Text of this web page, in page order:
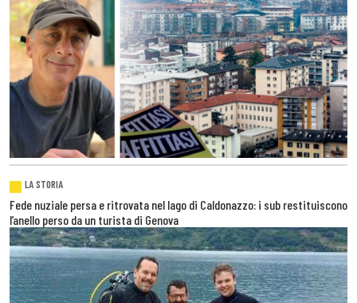
LA STORIA
Fede nuziale persa e ritrovata nel lago di Caldonazzo: i sub restituiscono
l’anello perso da un turista di Genova